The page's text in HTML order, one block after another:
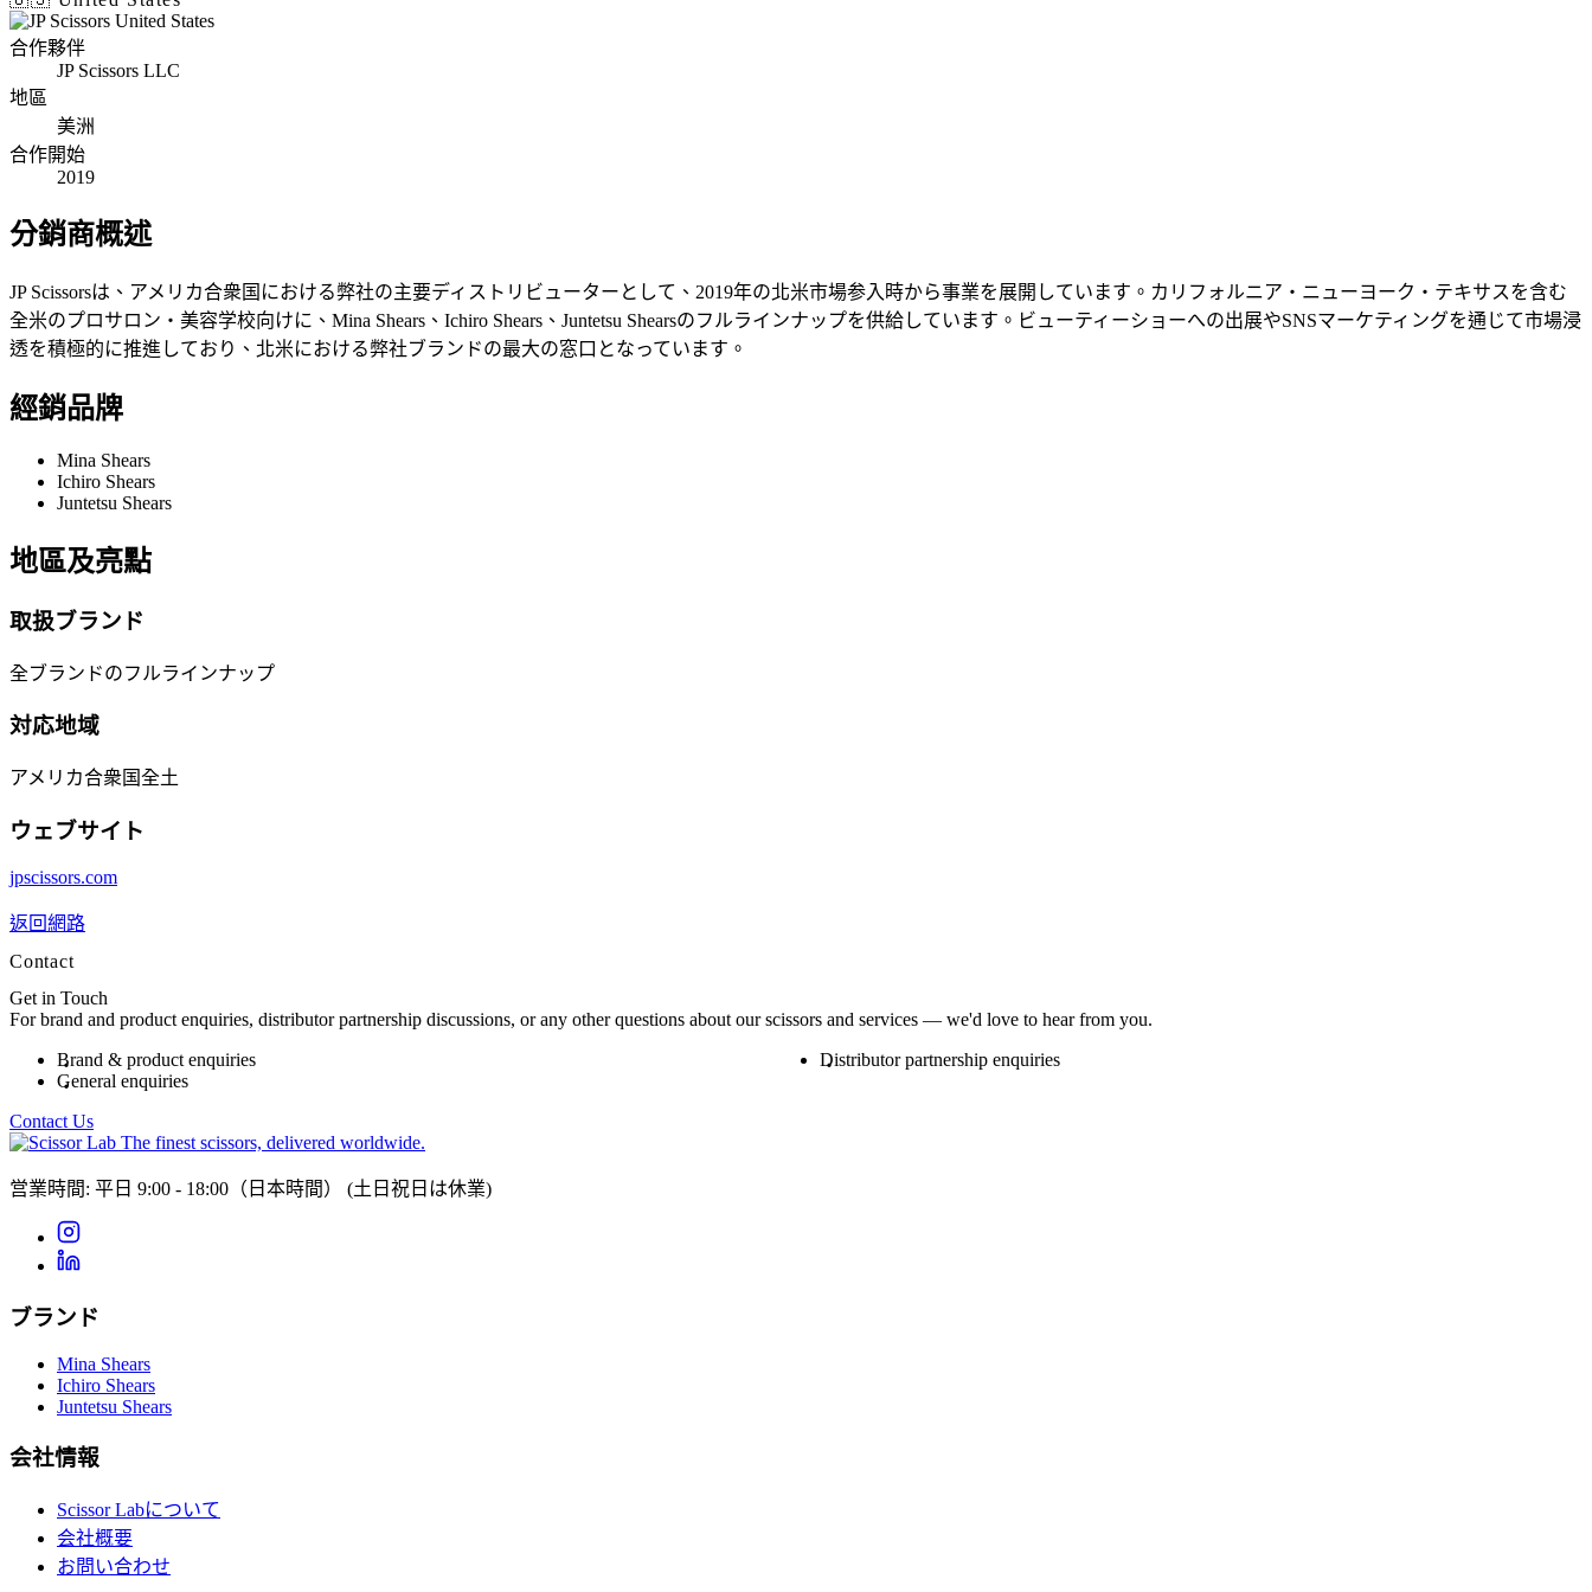
合作夥伴
JP Scissors LLC
地區
美洲
合作開始
2019
分銷商概述
JP Scissorsは、アメリカ合衆国における弊社の主要ディストリビューターとして、2019年の北米市場参入時から事業を展開しています。カリフォルニア・ニューヨーク・テキサスを含む
全米のプロサロン・美容学校向けに、Mina Shears、Ichiro Shears、Juntetsu Shearsのフルラインナップを供給しています。ビューティーショーへの出展やSNSマーケティングを通じて市場浸
透を積極的に推進しており、北米における弊社ブランドの最大の窓口となっています。
經銷品牌
Mina Shears
Ichiro Shears
Juntetsu Shears
地區及亮點
取扱ブランド
全ブランドのフルラインナップ
対応地域
アメリカ合衆国全土
ウェブサイト
jpscissors.com
返回網路
Contact
Get in Touch
For brand and product enquiries, distributor partnership discussions, or any other questions about our scissors and services — we'd love to hear from you.
Brand & product enquiries
Distributor partnership enquiries
General enquiries
Contact Us
The finest scissors, delivered worldwide.
営業時間: 平日 9:00 - 18:00（日本時間） (土日祝日は休業)
ブランド
Mina Shears
Ichiro Shears
Juntetsu Shears
会社情報
Scissor Labについて
会社概要
お問い合わせ